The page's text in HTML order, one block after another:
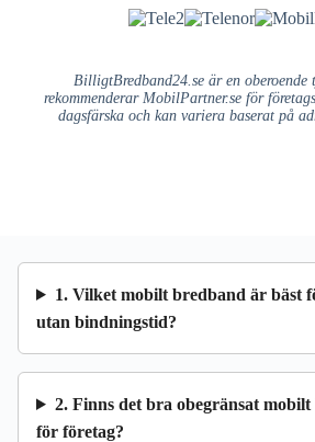
BilligtBredband24.se är en oberoende
rekommenderar MobilPartner.se för
dagsfärska och kan variera baserat på
1. Vilket mobilt bredband är bäst
utan bindningstid?
2. Finns det bra obegränsat
för företag?